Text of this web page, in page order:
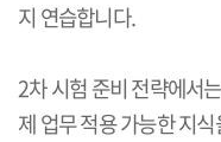
지 연습합니다.
2차 시험 준비 전략에서
제 업무 적용 가능한 지